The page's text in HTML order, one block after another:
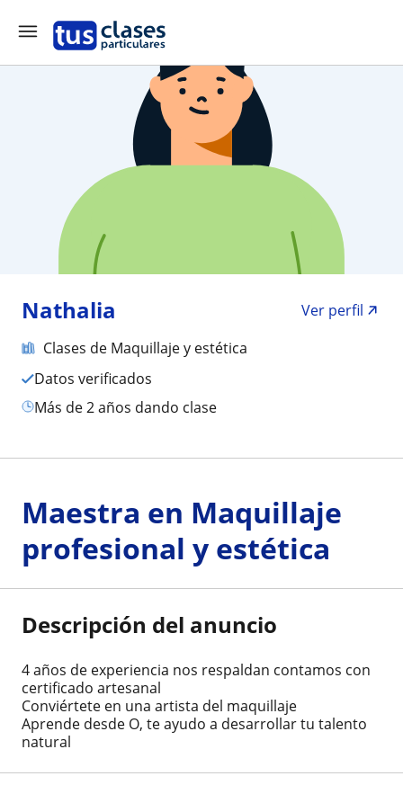
Nathalia
Ver perfil
Clases de Maquillaje y estética
Datos verificados
más de 2 años dando clase
Maestra en Maquillaje
profesional y estética
Descripción del anuncio
4 años de experiencia nos respaldan contamos con
certificado artesanal
Conviértete en una artista del maquillaje
Aprende desde O, te ayudo a desarrollar tu talento
natural